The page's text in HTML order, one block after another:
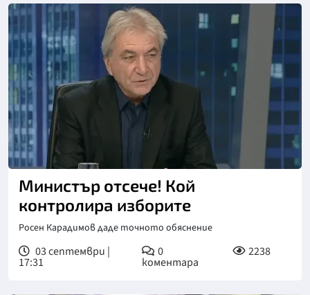
Министър отсече! Кой
контролира изборите
Росен Карадимов даде точното обяснение
03 септември |
17:31
0
коментара
2238